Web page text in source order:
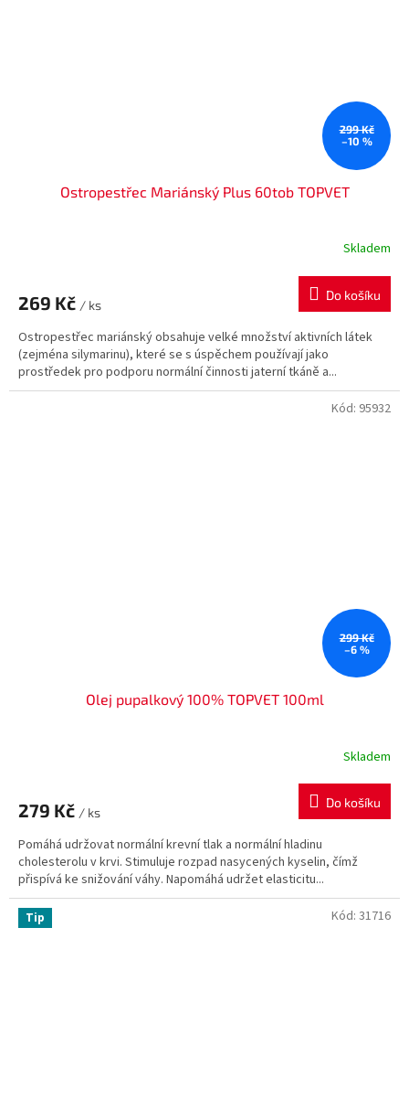
299 Kč
–10 %
Ostropestřec Mariánský Plus 60tob TOPVET
Skladem
269 Kč / ks
Do košíku
Ostropestřec mariánský obsahuje velké množství aktivních látek
(zejména silymarinu), které se s úspěchem používají jako
prostředek pro podporu normální činnosti jaterní tkáně a...
299 Kč
–6 %
Olej pupalkový 100% TOPVET 100ml
Skladem
279 Kč / ks
Do košíku
Pomáhá udržovat normální krevní tlak a normální hladinu
cholesterolu v krvi. Stimuluje rozpad nasycených kyselin, čímž
přispívá ke snižování váhy. Napomáhá udržet elasticitu...
Kód: 95932
Tip Kód: 31716